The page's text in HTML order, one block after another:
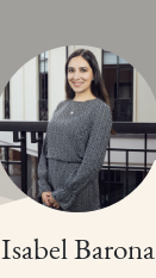
Isabel Barona